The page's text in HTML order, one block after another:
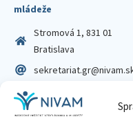
mládeže
Stromová 1, 831 01
Bratislava
IČO: 00164348
DIČ: 2020798714